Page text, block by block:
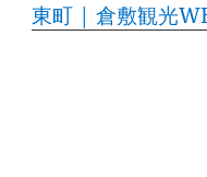
東町 | 倉敷観光